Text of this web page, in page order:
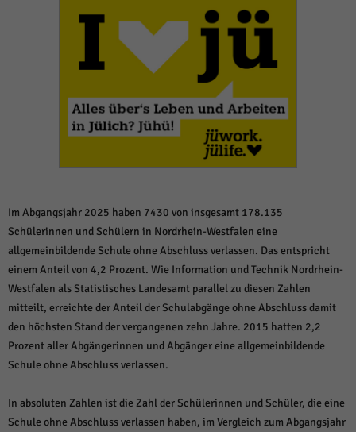
Im Abgangsjahr 2025 haben 7430 von insgesamt 178.135
Schülerinnen und Schülern in Nordrhein-Westfalen eine
allgemeinbildende Schule ohne Abschluss verlassen. Das entspricht
einem Anteil von 4,2 Prozent. Wie Information und Technik Nordrhein-
Westfalen als Statistisches Landesamt parallel zu diesen Zahlen
mitteilt, erreichte der Anteil der Schulabgänge ohne Abschluss damit
den höchsten Stand der vergangenen zehn Jahre. 2015 hatten 2,2
Prozent aller Abgängerinnen und Abgänger eine allgemeinbildende
Schule ohne Abschluss verlassen.
In absoluten Zahlen ist die Zahl der Schülerinnen und Schüler, die eine
Schule ohne Abschluss verlassen haben, im Vergleich zum Abgangsjahr
Alle akzeptieren
Datenschutzeinstellungen
Essenziell (1)
Essenzielle Cookies ermöglichen grundlegende Funktionen und sind für die
einwandfreie Funktion der Website erforderlich.
Statistiken (1)
Statistik Cookies erfassen Informationen anonym. Diese Informationen helfen
uns zu verstehen, wie unsere Besucher unsere Website nutzen.
Cookie-Informationen anzeigen
Marketing (1)
Marketing-Cookies werden von Drittanbietern oder Publishern verwendet,
um personalisierte Werbung anzuzeigen. Sie tun dies, indem sie Besucher
Externe Medien (6)